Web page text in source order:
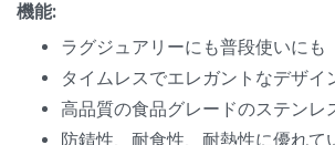
機能:
ラグジュアリーにも普段使いにも
タイムレスでエレガントなデザイ
高品質の食品グレードのステンレ
防錆性、耐食性、耐熱性に優れて